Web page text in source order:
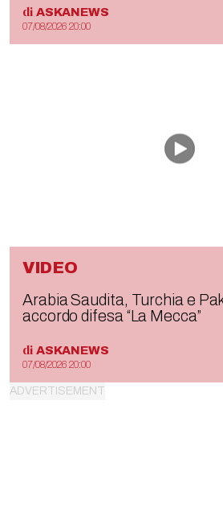
di ASKANEWS
07/08/2026 20:00
VIDEO
Arabia Saudita, Turchia e
accordo difesa “La Mecca”
di ASKANEWS
07/08/2026 20:00